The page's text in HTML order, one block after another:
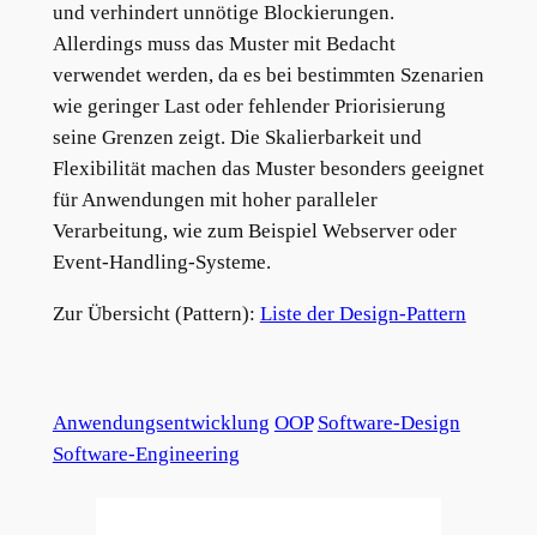
und verhindert unnötige Blockierungen.
Allerdings muss das Muster mit Bedacht
verwendet werden, da es bei bestimmten Szenarien
wie geringer Last oder fehlender Priorisierung
seine Grenzen zeigt. Die Skalierbarkeit und
Flexibilität machen das Muster besonders geeignet
für Anwendungen mit hoher paralleler
Verarbeitung, wie zum Beispiel Webserver oder
Event-Handling-Systeme.
Zur Übersicht (Pattern): Liste der Design-Pattern
Anwendungsentwicklung OOP Software-Design
Software-Engineering